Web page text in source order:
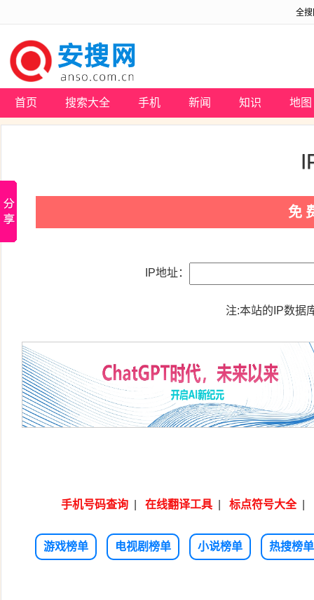
全
首页 搜索大全 手机 新闻 知识 地图
免
IP地址：
注:本站的IP数据库
手机号码查询 在线翻译工具 标点符号大全|
游戏榜单 电视剧榜单 小说榜单 热搜榜单